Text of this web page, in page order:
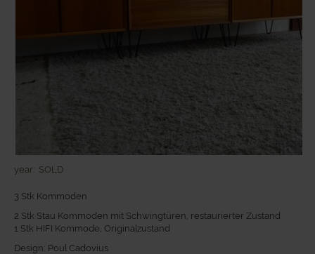
year: SOLD
3 Stk Kommoden
2 Stk Stau Kommoden mit Schwingtüren, restaurierter Zustand
1 Stk HIFI Kommode, Originalzustand
Design: Poul Cadovius